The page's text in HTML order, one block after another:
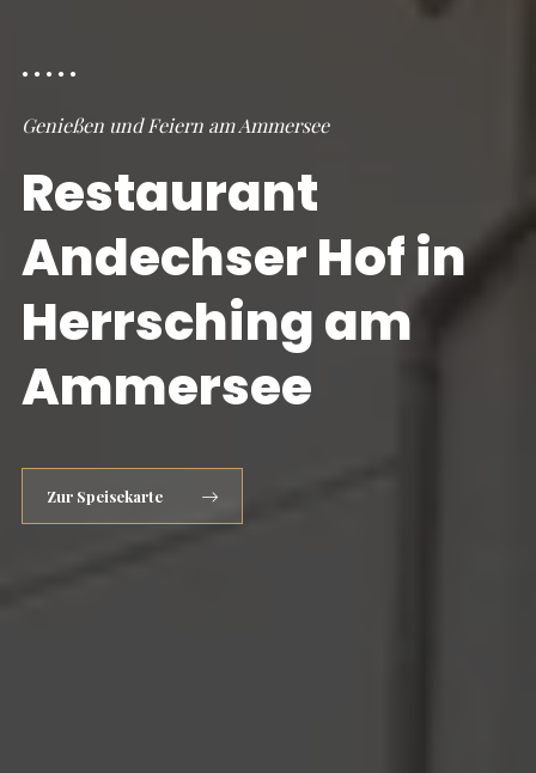
Genießen und Feiern am Ammersee
Restaurant
Andechser Hof in
Herrsching am
Ammersee
Zur Speisekarte